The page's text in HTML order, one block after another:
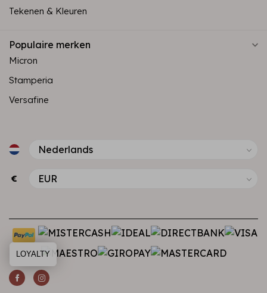
Tekenen & Kleuren
Populaire merken
Micron
Stamperia
Versafine
€
LOYALTY